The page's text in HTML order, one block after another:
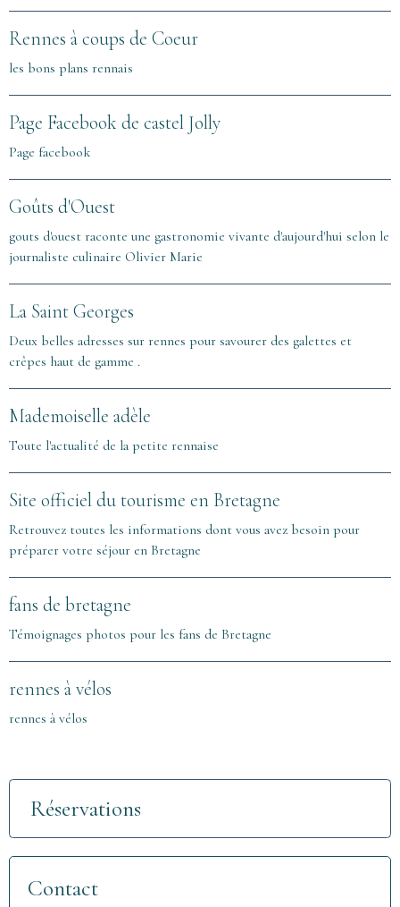
Rennes à coups de Coeur
les bons plans rennais
Page Facebook de castel Jolly
Page facebook
Goûts d'Ouest
gouts d'ouest raconte une gastronomie vivante d'aujourd'hui selon le
journaliste culinaire Olivier Marie
La Saint Georges
Deux belles adresses sur rennes pour savourer des galettes et
crêpes haut de gamme .
Mademoiselle adèle
Toute l'actualité de la petite rennaise
Site officiel du tourisme en Bretagne
Retrouvez toutes les informations dont vous avez besoin pour
préparer votre séjour en Bretagne
fans de bretagne
Témoignages photos pour les fans de Bretagne
rennes à vélos
rennes à vélos
Réservations
Contact